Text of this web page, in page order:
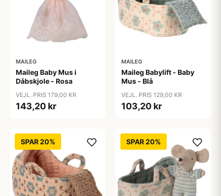
MAILEG
Maileg Baby Mus i
Dåbskjole - Rosa
VEJL. PRIS 179,00 KR
143,20 kr
MAILEG
Maileg Babylift - Baby
Mus - Blå
VEJL. PRIS 129,00 KR
103,20 kr
SPAR 20% SPAR 20%